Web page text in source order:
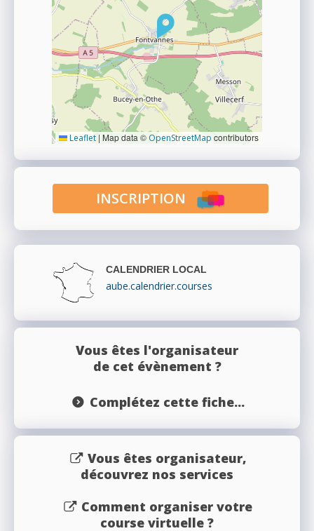
Leaflet | Map data © OpenStreetMap contributors
INSCRIPTION
CALENDRIER LOCAL
aube.calendrier.courses
Vous êtes l'organisateur
de cet évènement ?
Complétez cette fiche...
Vous êtes organisateur,
découvrez nos services
Comment organiser votre
course virtuelle ?